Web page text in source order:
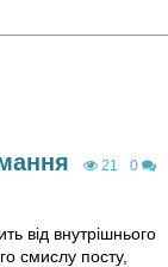
21 0
від внутрішнього
смислу посту,